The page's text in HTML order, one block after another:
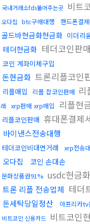
국내거래소fds뚫어주는곳 비트
오다집 btc구매대행 핸드폰결
골드바현금화현금화 이더리
테더현금화 테더코인판매
코인 계좌이체구입
돈현금화 트론리플코인
리플매입 리플 잡코인판매 리
래
xrp판매 xrp매입 리플현
리플코인판매 휴대폰결제
바이낸스전송대행
테더코인비대면거래 xrp전송
오다집 코인 손대손
문화상품권91% usdc현금화
트론 리플 전송업체 테더
돈세탁당일정산 아프리카
비트코인 신용카드 비트코인